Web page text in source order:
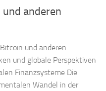
anderen
und anderen
und globale Perspektiven
Finanzsysteme Die
Wandel in der